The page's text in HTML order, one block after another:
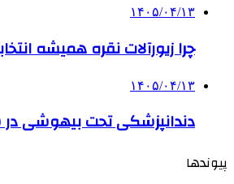
۱۴۰۵/۰۴/۱۳
چرا زیورآلات نقره همیشه
۱۴۰۵/۰۴/۱۳
دندانپزشکی تحت بیهوشی در
پیوندها